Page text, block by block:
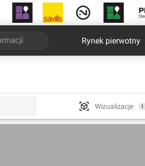
Rynek pierwotny
Wizualizacje 1